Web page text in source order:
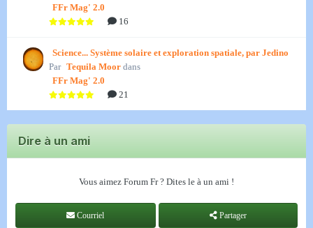
FFr Mag' 2.0
16
Science... Système solaire et exploration spatiale, par Jedino
Par Tequila Moor dans
FFr Mag' 2.0
21
Dire à un ami
Vous aimez Forum Fr ? Dites le à un ami !
Courriel Partager